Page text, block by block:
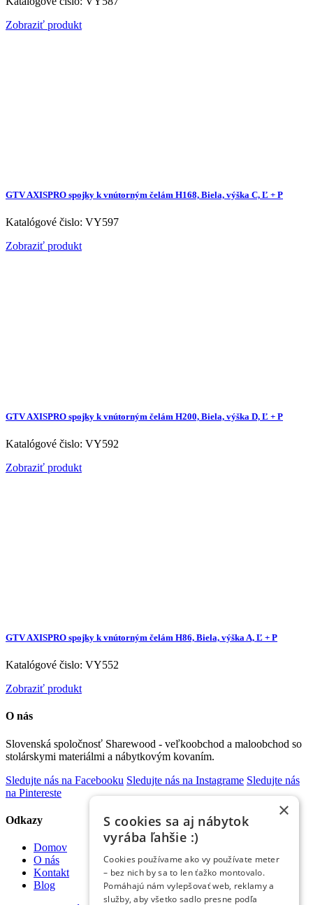
Zobraziť produkt
GTV AXISPRO spojky k vnútorným čelám H168, Biela, výška C, Ľ + P
Katalógové čislo: VY597
Zobraziť produkt
GTV AXISPRO spojky k vnútorným čelám H200, Biela, výška D, Ľ + P
Katalógové čislo: VY592
Zobraziť produkt
GTV AXISPRO spojky k vnútorným čelám H86, Biela, výška A, Ľ + P
Katalógové čislo: VY552
Zobraziť produkt
O nás
Slovenská spoločnosť Sharewood - veľkoobchod a maloobchod so
stolárskymi materiálmi a nábytkovým kovaním.
Sledujte nás na Facebooku Sledujte nás na Instagrame Sledujte nás
na Pintereste
Odkazy
Domov
O nás
Kontakt
Blog
×
S cookies sa aj nábytok
vyrába ľahšie :)
Cookies používame ako vy používate meter
– bez nich by sa to len ťažko montovalo.
Pomáhajú nám vylepšovať web, reklamy a
služby, aby všetko sadlo presne podľa